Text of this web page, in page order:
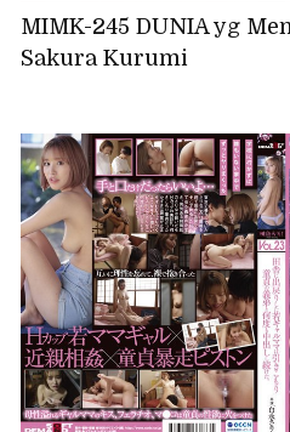
MIMK-245 DUNIA yg
Sakura Kurumi